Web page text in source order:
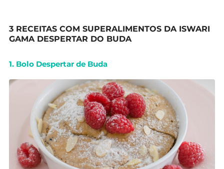
3 RECEITAS COM SUPERALIMENTOS DA ISWARI
GAMA DESPERTAR DO BUDA
1. Bolo Despertar de Buda